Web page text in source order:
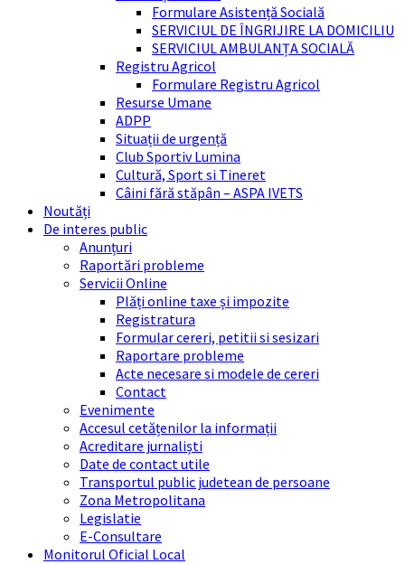
Formulare Asistență Socială
SERVICIUL DE ÎNGRIJIRE LA DOMICILIU
SERVICIUL AMBULANȚA SOCIALĂ
Registru Agricol
Formulare Registru Agricol
Resurse Umane
ADPP
Situații de urgență
Club Sportiv Lumina
Cultură, Sport si Tineret
Câini fără stăpân – ASPA IVETS
Noutăți
De interes public
Anunțuri
Raportări probleme
Servicii Online
Plăți online taxe și impozite
Registratura
Formular cereri, petitii si sesizari
Raportare probleme
Acte necesare si modele de cereri
Contact
Evenimente
Accesul cetățenilor la informații
Acreditare jurnaliști
Date de contact utile
Transportul public judetean de persoane
Zona Metropolitana
Legislatie
E-Consultare
Monitorul Oficial Local